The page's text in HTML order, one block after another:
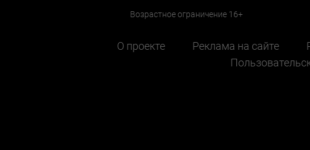
Возрастное ограничение 16+
О проекте Реклама на сайте